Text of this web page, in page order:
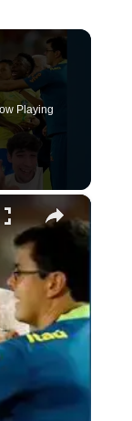
Playing
×